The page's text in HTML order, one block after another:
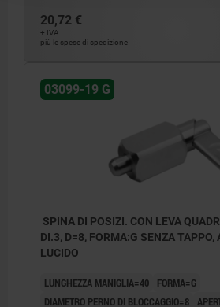
20,72 €
+ IVA
più le spese di spedizione
03099-19 G
SPINA DI POSIZI. CON LEVA
DI.3, D=8, FORMA:G SENZA TAPPO,
LUCIDO
LUNGHEZZA MANIGLIA=40
FORMA=G
DIAMETRO PERNO DI BLOCCAGGIO=8